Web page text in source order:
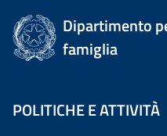
Dipartimento
famiglia
POLITICHE E ATTIVITÀ